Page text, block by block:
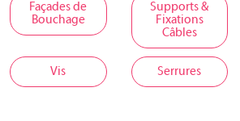
Façades de
Bouchage
Supports &
Fixations
Câbles
Vis Serrures